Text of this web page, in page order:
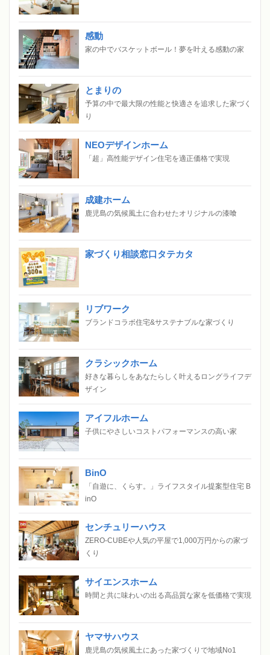
感動
家の中でバスケットボール！夢を叶える感動の家
とまりの
予算の中で最大限の性能と快適さを追求した家づく
り
NEOデザインホーム
「超」高性能デザイン住宅を適正価格で実現
成建ホーム
鹿児島の気候風土に合わせたオリジナルの漆喰
家づくり相談窓口タテカタ
リブワーク
ブランドコラボ住宅&サステナブルな家づくり
クラシックホーム
好きな暮らしをあなたらしく叶えるロングライフデ
ザイン
アイフルホーム
子供にやさしいコストパフォーマンスの高い家
BinO
「自遊に、くらす。」ライフスタイル提案型住宅 B
inO
センチュリーハウス
ZERO-CUBEや人気の平屋で1,000万円からの家づ
くり
サイエンスホーム
時間と共に味わいの出る高品質な家を低価格で実現
ヤマサハウス
鹿児島の気候風土にあった家づくりで地域No1